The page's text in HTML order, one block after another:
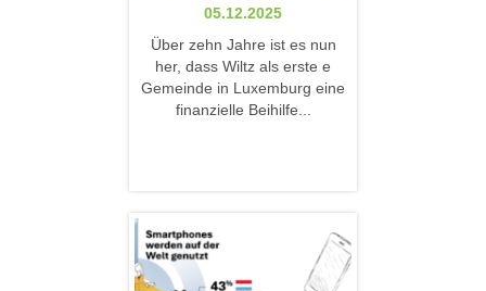
05.12.2025
Über zehn Jahre ist es nun
her, dass Wiltz als erste e
Gemeinde in Luxemburg eine
finanzielle Beihilfe...